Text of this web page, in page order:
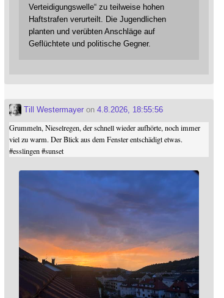
Verteidigungswelle“ zu teilweise hohen
Haftstrafen verurteilt. Die Jugendlichen
planten und verübten Anschläge auf
Geflüchtete und politische Gegner.
Till Westermayer on4.8.2026, 18:55:56
Grummeln, Nieselregen, der schnell wieder aufhörte, noch immer
viel zu warm. Der Blick aus dem Fenster entschädigt etwas.
#esslingen #sunset